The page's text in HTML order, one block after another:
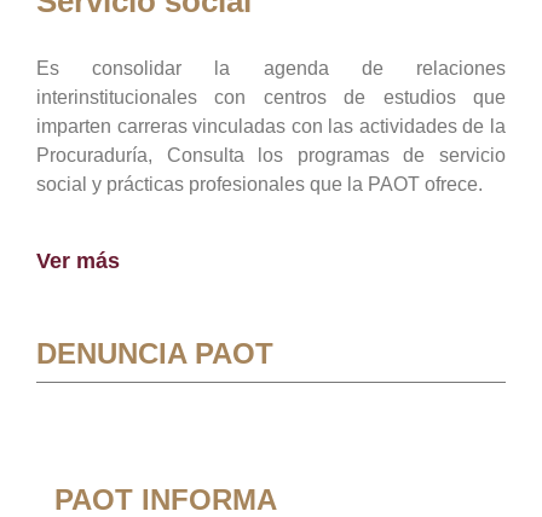
Es consolidar la agenda de relaciones
interinstitucionales con centros de estudios que
imparten carreras vinculadas con las actividades de la
Procuraduría, Consulta los programas de servicio
social y prácticas profesionales que la PAOT ofrece.
Ver más
DENUNCIA PAOT
PAOT INFORMA